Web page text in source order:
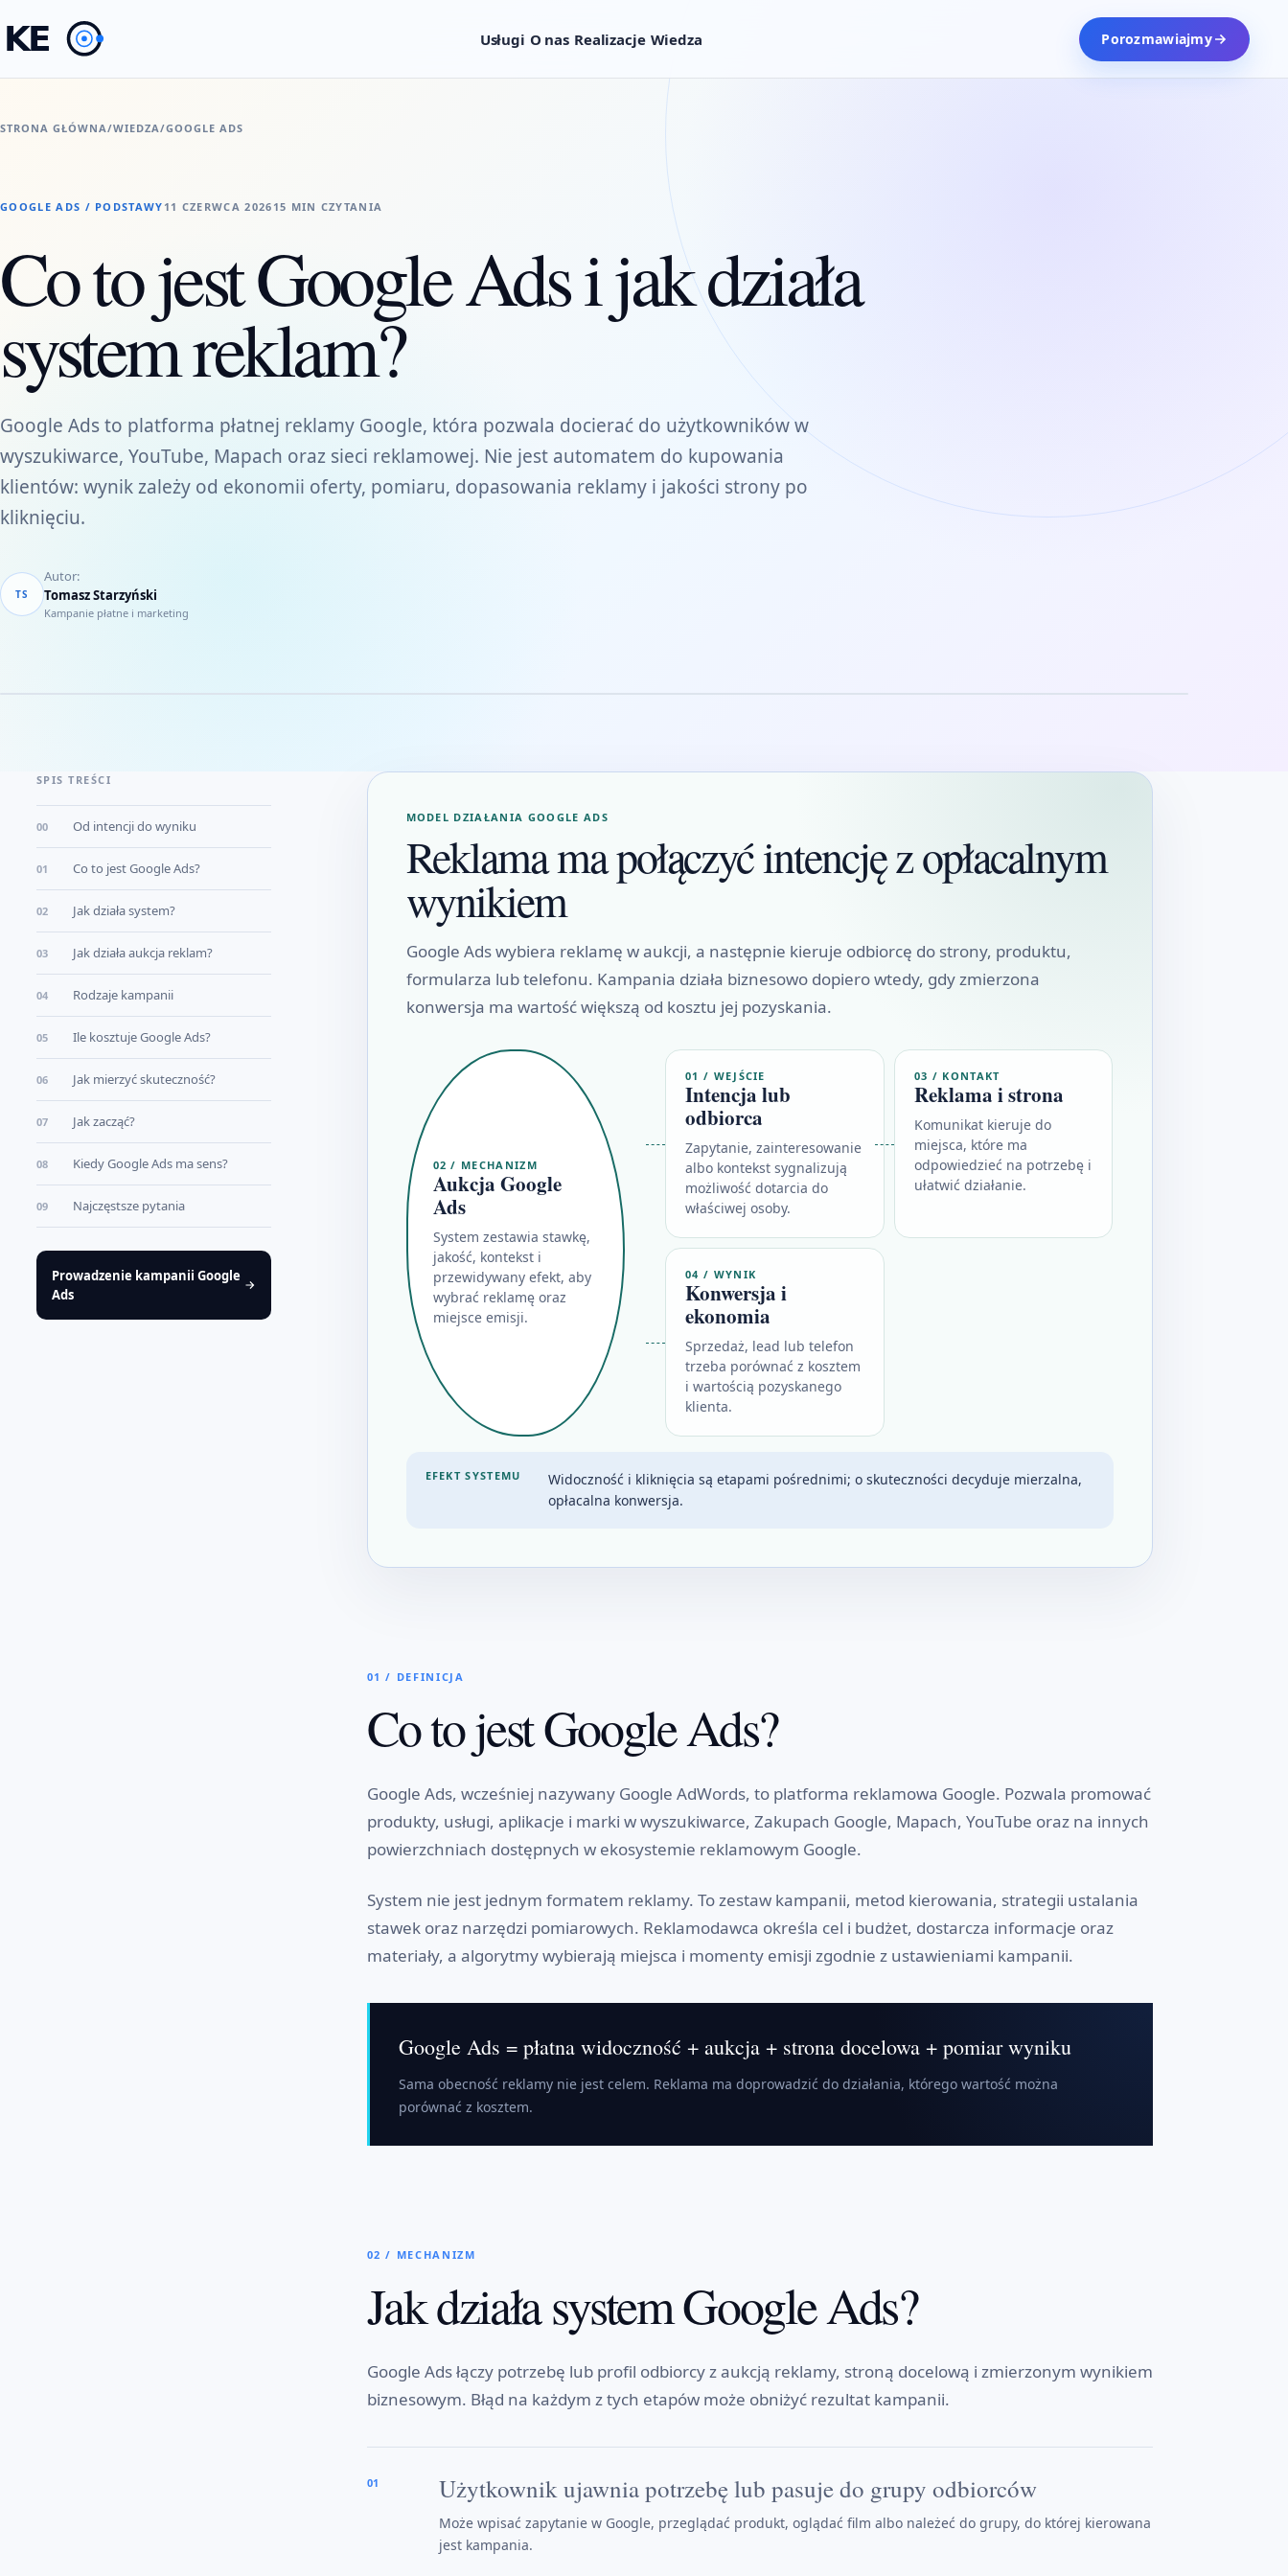
Usługi O nas Realizacje Wiedza Porozmawiajmy
STRONA GŁÓWNA/WIEDZA/GOOGLE ADS
GOOGLE ADS / PODSTAWY 11 CZERWCA 2026 15 MIN CZYTANIA
Co to jest Google Ads i jak działa
system reklam?
Google Ads to platforma płatnej reklamy Google, która pozwala docierać do użytkowników w
wyszukiwarce, YouTube, Mapach oraz sieci reklamowej. Nie jest automatem do kupowania
klientów: wynik zależy od ekonomii oferty, pomiaru, dopasowania reklamy i jakości strony po
kliknięciu.
TS
Autor:
Tomasz Starzyński
Kampanie płatne i marketing
SPIS TREŚCI
00 Od intencji do wyniku
01 Co to jest Google Ads?
02 Jak działa system?
03 Jak działa aukcja reklam?
04 Rodzaje kampanii
05 Ile kosztuje Google Ads?
06 Jak mierzyć skuteczność?
07 Jak zacząć?
08 Kiedy Google Ads ma sens?
09 Najczęstsze pytania
Prowadzenie kampanii Google
Ads
MODEL DZIAŁANIA GOOGLE ADS
Reklama ma połączyć intencję z opłacalnym
wynikiem
Google Ads wybiera reklamę w aukcji, a następnie kieruje odbiorcę do strony, produktu,
formularza lub telefonu. Kampania działa biznesowo dopiero wtedy, gdy zmierzona
konwersja ma wartość większą od kosztu jej pozyskania.
02 / MECHANIZM
Aukcja Google
Ads
System zestawia stawkę,
jakość, kontekst i
przewidywany efekt, aby
wybrać reklamę oraz
miejsce emisji.
01 / WEJŚCIE
Intencja lub
odbiorca
Zapytanie, zainteresowanie
albo kontekst sygnalizują
możliwość dotarcia do
właściwej osoby.
03 / KONTAKT
Reklama i strona
Komunikat kieruje do
miejsca, które ma
odpowiedzieć na potrzebę i
ułatwić działanie.
04 / WYNIK
Konwersja i
ekonomia
Sprzedaż, lead lub telefon
trzeba porównać z kosztem
i wartością pozyskanego
klienta.
EFEKT SYSTEMU
Widoczność i kliknięcia są etapami pośrednimi; o skuteczności decyduje mierzalna,
opłacalna konwersja.
01 / DEFINICJA
Co to jest Google Ads?
Google Ads, wcześniej nazywany Google AdWords, to platforma reklamowa Google. Pozwala promować
produkty, usługi, aplikacje i marki w wyszukiwarce, Zakupach Google, Mapach, YouTube oraz na innych
powierzchniach dostępnych w ekosystemie reklamowym Google.
System nie jest jednym formatem reklamy. To zestaw kampanii, metod kierowania, strategii ustalania
stawek oraz narzędzi pomiarowych. Reklamodawca określa cel i budżet, dostarcza informacje oraz
materiały, a algorytmy wybierają miejsca i momenty emisji zgodnie z ustawieniami kampanii.
Google Ads = płatna widoczność + aukcja + strona docelowa + pomiar wyniku
Sama obecność reklamy nie jest celem. Reklama ma doprowadzić do działania, którego wartość można
porównać z kosztem.
02 / MECHANIZM
Jak działa system Google Ads?
Google Ads łączy potrzebę lub profil odbiorcy z aukcją reklamy, stroną docelową i zmierzonym wynikiem
biznesowym. Błąd na każdym z tych etapów może obniżyć rezultat kampanii.
01 Użytkownik ujawnia potrzebę lub pasuje do grupy odbiorców
Może wpisać zapytanie w Google, przeglądać produkt, oglądać film albo należeć do grupy, do której kierowana
jest kampania.